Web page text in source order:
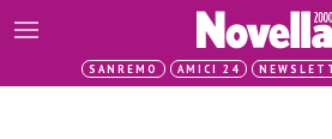
SANREMO AMICI 24